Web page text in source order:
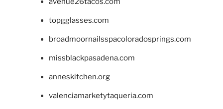
topgglasses.com
broadmoornailsspacoloradosprings.com
missblackpasadena.com
anneskitchen.org
valenciamarketytaqueria.com